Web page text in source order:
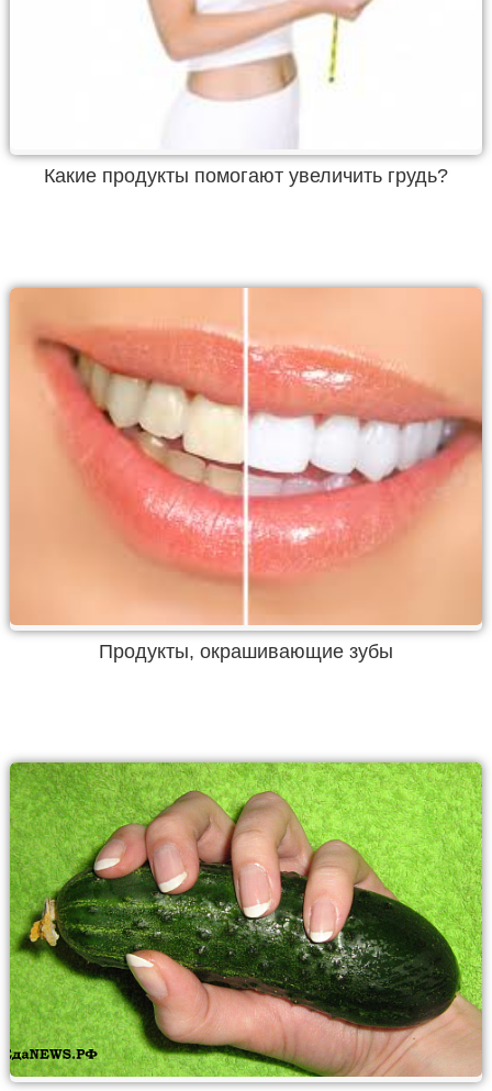
Какие продукты помогают увеличить грудь?
Продукты, окрашивающие зубы